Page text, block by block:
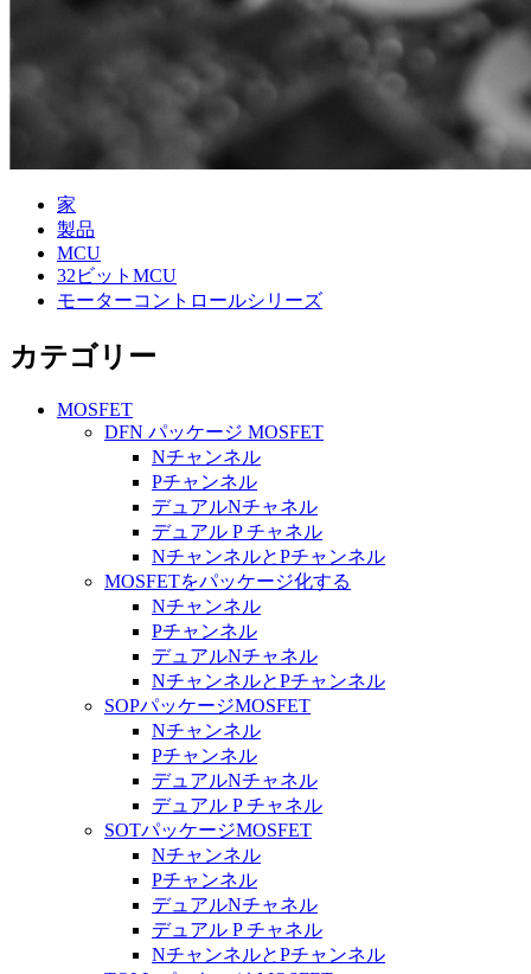
家
製品
MCU
32ビットMCU
モーターコントロールシリーズ
カテゴリー
MOSFET
DFN パッケージ MOSFET
Nチャンネル
Pチャンネル
デュアルNチャネル
デュアル P チャネル
NチャンネルとPチャンネル
MOSFETをパッケージ化する
Nチャンネル
Pチャンネル
デュアルNチャネル
NチャンネルとPチャンネル
SOPパッケージMOSFET
Nチャンネル
Pチャンネル
デュアルNチャネル
デュアル P チャネル
SOTパッケージMOSFET
Nチャンネル
Pチャンネル
デュアルNチャネル
デュアル P チャネル
NチャンネルとPチャンネル